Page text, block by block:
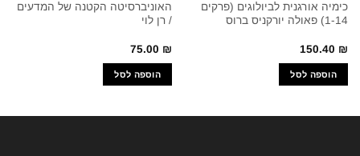
כימיה אורגנית לביולוגים (פרקים
1-14) פאולה יורקניס ברוס
150.40 ₪
הוספה לסל
האוניברסיטה הקטנה של המדעים
/ רן לוי
75.00 ₪
הוספה לסל